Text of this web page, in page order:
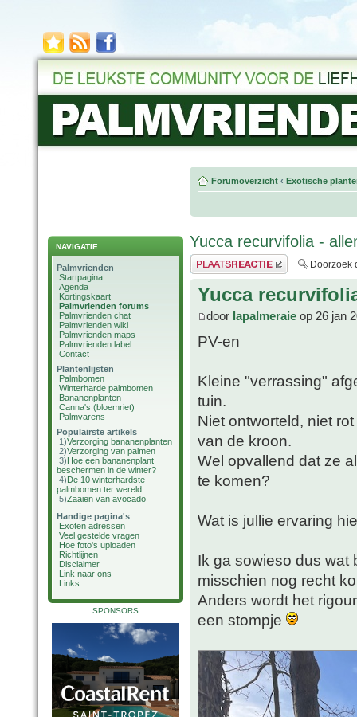
NAVIGATIE
Palmvrienden
Startpagina
Agenda
Kortingskaart
Palmvrienden forums
Palmvrienden chat
Palmvrienden wiki
Palmvrienden maps
Palmvrienden label
Contact
Plantenlijsten
Palmbomen
Winterharde palmbomen
Bananenplanten
Canna's (bloemriet)
Palmvarens
Populairste artikels
1)Verzorging bananenplanten
2)Verzorging van palmen
3)Hoe een bananenplant
beschermen in de winter?
4)De 10 winterhardste
palmbomen ter wereld
5)Zaaien van avocado
Handige pagina's
Exoten adressen
Veel gestelde vragen
Hoe foto's uploaden
Richtlijnen
Disclaimer
Link naar ons
Links
SPONSORS
Forumoverzicht ‹ Exotische
Yucca recurvifolia -
Plaats een reactie
Yucca
door lapalmeraie op 26 jan
PV-en
Kleine "verrassing"
tuin.
Niet ontworteld, niet
van de kroon.
Wel opvallend dat ze
te komen?
Wat is jullie ervaring
Ik ga sowieso dus wat
misschien nog recht
Anders wordt het
een stompje